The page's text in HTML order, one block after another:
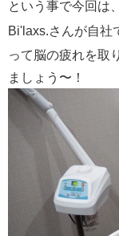
という事で今回は
Bi'laxs.さんが自社
って脳の疲れを取
ましょう〜！